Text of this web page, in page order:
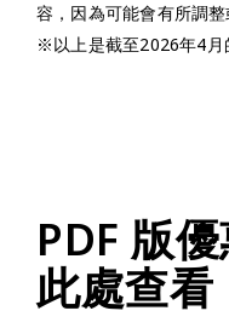
容，因為可能會有所調整
※以上是截至2026年4月
PDF 版
此處查看